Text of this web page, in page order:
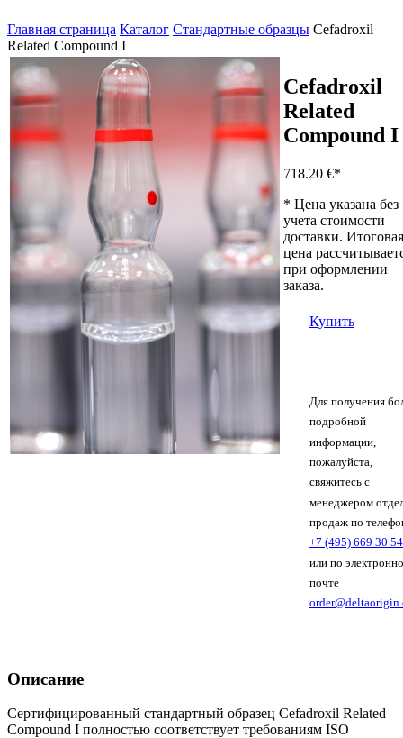
Главная страница Каталог Стандартные образцы Cefadroxil
Related Compound I
Cefadroxil
Related
Compound I
718.20 €*
* Цена указана без
учета стоимости
доставки. Итоговая
цена
при оформлении
заказа.
Купить
Для получения
подробной
информации,
пожалуйста,
свяжитесь с
менеджером
продаж по
+7 (495) 669 30 54
или по
почте
Описание
Сертифицированный стандартный образец Cefadroxil Related
Compound I полностью соответствует требованиям ISO